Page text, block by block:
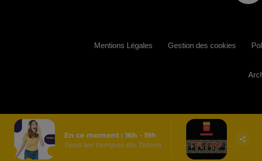
En ce moment : 16h - 19h
Tous les tempos de Totem
Mentions Légales Gestion des cookies